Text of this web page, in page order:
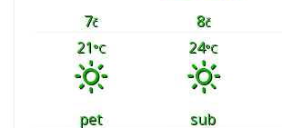
7č 8č
21°C 24°C
pet sub